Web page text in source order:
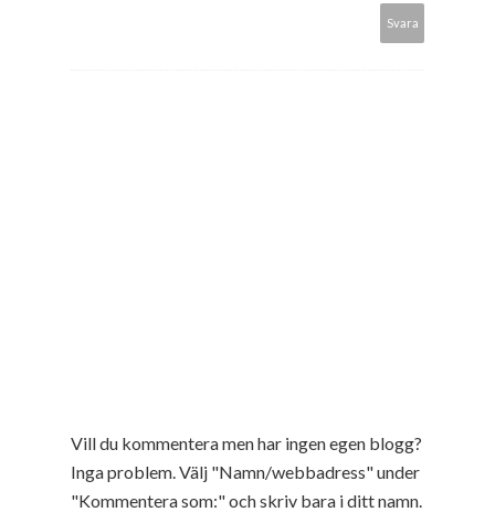
Svara
Vill du kommentera men har ingen egen blogg?
Inga problem. Välj "Namn/webbadress" under
"Kommentera som:" och skriv bara i ditt namn.